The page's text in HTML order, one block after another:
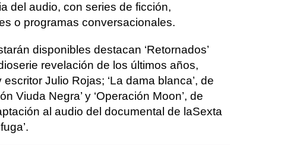
del audio, con series de ficción,
o programas conversacionales.
disponibles destacan ‘Retornados’
revelación de los últimos años,
Julio Rojas; ‘La dama blanca’, de
Viuda Negra’ y ‘Operación Moon’, de
al audio del documental de laSexta